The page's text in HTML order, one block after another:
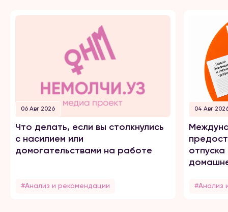
06 Авг 2026
Что делать, если вы столкнулись
с насилием или
домогательствами на работе
#Анализ и рекомендации
04 Авг
#Анализ